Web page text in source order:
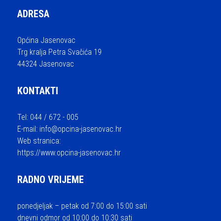
ADRESA
Općina Jasenovac
Trg kralja Petra Svačića 19
44324 Jasenovac
KONTAKTI
Tel: 044 / 672 - 005
E-mail: info@opcina-jasenovac.hr
Web stranica:
https://www.opcina-jasenovac.hr
RADNO VRIJEME
ponedjeljak – petak od 7:00 do 15:00 sati
dnevni odmor od 10:00 do 10:30 sati